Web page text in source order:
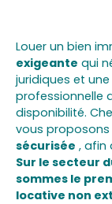
Louer un bien
exigeante qui
juridiques et
professionnelle
disponibilité.
vous proposons
sécurisée , afin
Sur le secteur
sommes le
locative non